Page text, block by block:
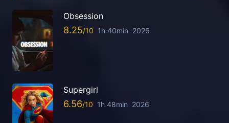
Obsession
8.25 1h 40min 2026
Supergirl
6.56 1h 48min 2026